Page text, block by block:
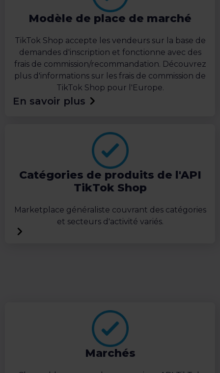
Modèle de place de marché
TikTok Shop accepte les vendeurs sur la base de
demandes d'inscription et fonctionne avec des
frais de commission/recommandation. Découvrez
plus d'informations sur les frais de commission de
TikTok Shop pour l'Europe.
En savoir plus
Catégories de produits de l'API
TikTok Shop
Marketplace généraliste couvrant des catégories
et secteurs d'activité variés.
Marchés